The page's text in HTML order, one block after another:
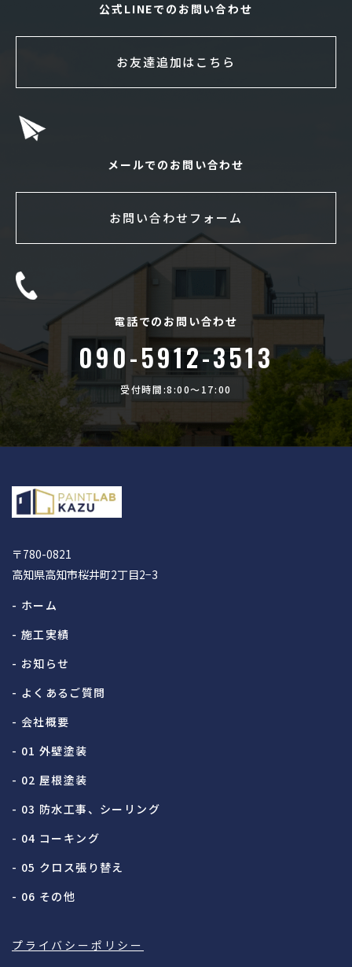
公式LINEでのお問い合わせ
お友達追加はこちら
メールでのお問い合わせ
お問い合わせフォーム
電話でのお問い合わせ
090-5912-3513
受付時間:8:00〜17:00
〒780-0821
高知県高知市桜井町2丁目2−3
- ホーム
- 施工実績
- お知らせ
- よくあるご質問
- 会社概要
- 01 外壁塗装
- 02 屋根塗装
- 03 防水工事、シーリング
- 04 コーキング
- 05 クロス張り替え
- 06 その他
プライバシーポリシー